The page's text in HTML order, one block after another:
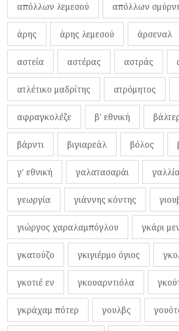
απόλλων λεμεσού απόλλων
άρης άρης λεμεσού άρσεναλ
αστεία αστέρας αστράς
ατλέτικο μαδρίτης ατρόμητος
αφραγκολέζε β' εθνική
βάρντι βιγιαρεάλ βόλος
γ' εθνική γαλατασαράι
γεωργία γιάννης κόντης
γιώργος χαραλαμπόγλου γκάρι
γκατούζο γκιγιέρμο όγιος
γκοτιέ εν γκουαρντιόλα
γκράχαμ πότερ γουλβς